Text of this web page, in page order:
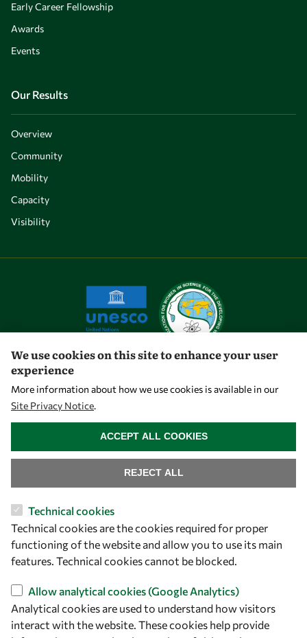
Early Career Fellowship
Awards
Events
Our Results
Overview
Community
Mobility
Capacity
Visibility
Let's talk
ICTP Campus
Strada Costiera 11
34151 Trieste
Italy
Follow us
We use cookies on this site to enhance your user
experience
More information about how we use cookies is available in our
Site Privacy Notice.
Technical cookies
Technical cookies are the cookies required for proper
functioning of the website and allow you to use its main
features. Technical cookies cannot be blocked.
Allow analytical cookies (Google Analytics)
Analytical cookies are used to understand how visitors
interact with the website. These cookies help provide
REJECT ALL
ACCEPT ALL COOKIES
WITHDRAW CONSENT